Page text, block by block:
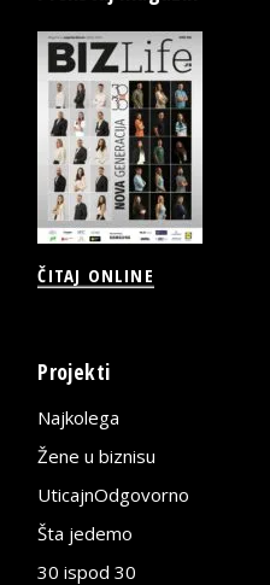
ČITAJ ONLINE
Projekti
Najkolega
Žene u biznisu
UticajnOdgovorno
Šta jedemo
30 ispod 30